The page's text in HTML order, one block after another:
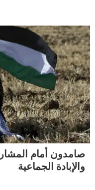
صامدون أمام
والإبادة الجماعية